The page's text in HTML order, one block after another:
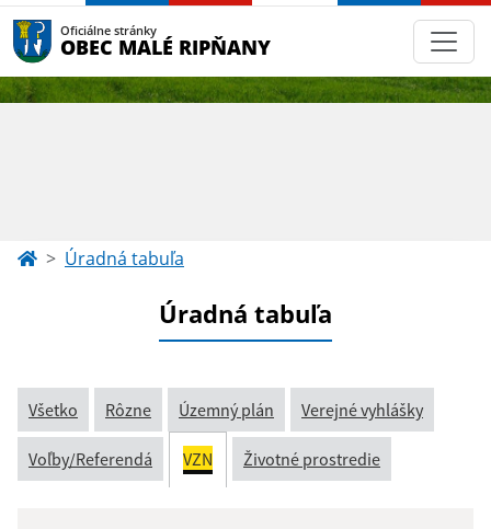
Oficiálne stránky
OBEC MALÉ RIPŇANY
Úradná tabuľa
Úradná tabuľa
Všetko Rôzne Územný plán Verejné vyhlášky
Voľby/Referendá VZN Životné prostredie